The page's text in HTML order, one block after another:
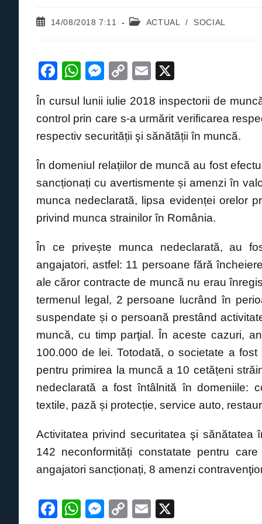
Post14/08/2018 7:11
Post ACTUAL / SOCIAL
F
c
e
b
o
o
k
W
at
s
A
p
p
M
ss
e
n
g
er
C
p
y
Li
n
k
E
ail
În cursul lunii iulie 2018 inspectorii de
control prin care s-a urmărit verificarea
respectiv securității şi sănătății în muncă.
În domeniul relațiilor de muncă au fost
sancționați cu avertismente și amenzi în
munca nedeclarată, lipsa evidenței orelor
privind munca strainilor în România.
În ce privește munca nedeclarată, au
angajatori, astfel: 11 persoane fără
ale căror contracte de muncă nu erau
termenul legal, 2 persoane lucrând în
suspendate și o persoană prestând
muncă, cu timp parţial. În aceste cazuri,
100.000 de lei. Totodată, o societate a
pentru primirea la muncă a 10 cetățeni
nedeclarată a fost întâlnită în domeniile:
textile, pază și protecție, service auto,
Activitatea privind securitatea şi
142 neconformități constatate pentru
angajatori sancționați, 8 amenzi
F
W
M
C
E